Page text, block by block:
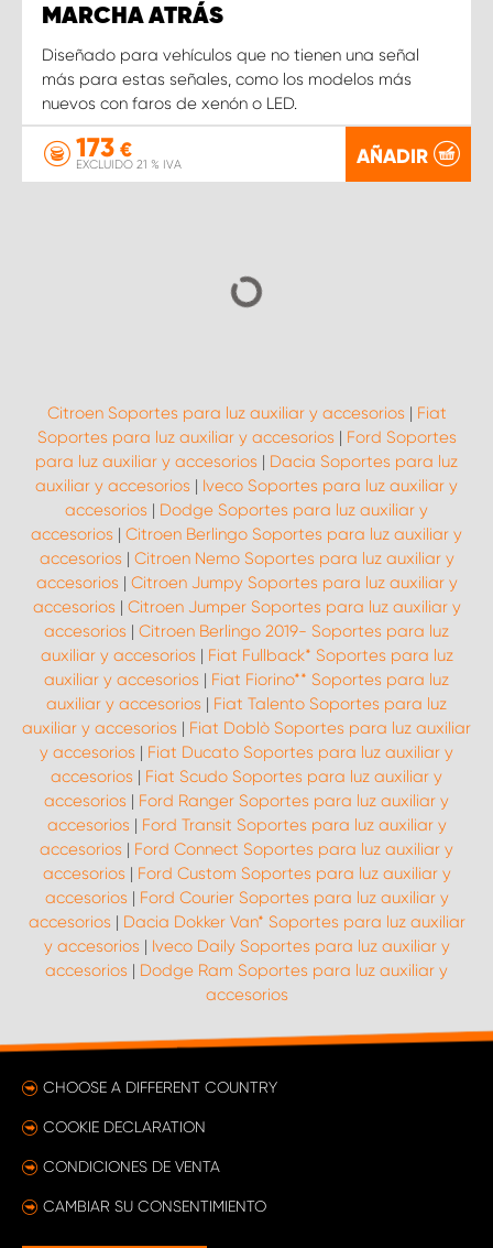
MARCHA ATRÁS
Diseñado para vehículos que no tienen una señal
más para estas señales, como los modelos más
nuevos con faros de xenón o LED.
173 €
EXCLUIDO 21 % IVA AÑADIR
Citroen Soportes para luz auxiliar y accesorios | Fiat
Soportes para luz auxiliar y accesorios | Ford Soportes
para luz auxiliar y accesorios | Dacia Soportes para luz
auxiliar y accesorios | Iveco Soportes para luz auxiliar y
accesorios | Dodge Soportes para luz auxiliar y
accesorios | Citroen Berlingo Soportes para luz auxiliar y
accesorios | Citroen Nemo Soportes para luz auxiliar y
accesorios | Citroen Jumpy Soportes para luz auxiliar y
accesorios | Citroen Jumper Soportes para luz auxiliar y
accesorios | Citroen Berlingo 2019- Soportes para luz
auxiliar y accesorios | Fiat Fullback* Soportes para luz
auxiliar y accesorios | Fiat Fiorino** Soportes para luz
auxiliar y accesorios | Fiat Talento Soportes para luz
auxiliar y accesorios | Fiat Doblò Soportes para luz auxiliar
y accesorios | Fiat Ducato Soportes para luz auxiliar y
accesorios | Fiat Scudo Soportes para luz auxiliar y
accesorios | Ford Ranger Soportes para luz auxiliar y
accesorios | Ford Transit Soportes para luz auxiliar y
accesorios | Ford Connect Soportes para luz auxiliar y
accesorios | Ford Custom Soportes para luz auxiliar y
accesorios | Ford Courier Soportes para luz auxiliar y
accesorios | Dacia Dokker Van* Soportes para luz auxiliar
y accesorios | Iveco Daily Soportes para luz auxiliar y
accesorios | Dodge Ram Soportes para luz auxiliar y
accesorios
CHOOSE A DIFFERENT COUNTRY
COOKIE DECLARATION
CONDICIONES DE VENTA
CAMBIAR SU CONSENTIMIENTO